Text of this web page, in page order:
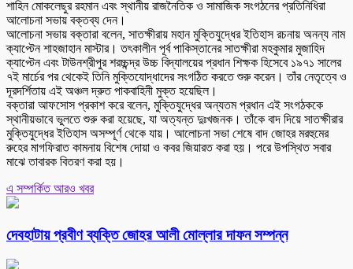
শাহিন মোকলেছুর রহমান এবং স্থানীয় রাজনৈতিক ও সামাজিক সংগঠনের প্রতিনিধিরা
আলোচনা সভায় বক্তব্য দেন।
আলোচনা সভায় বক্তারা বলেন, সাতক্ষীরায় মহান মুক্তিযুদ্ধের ইতিহাস রচনায় অনন্য নাম
ক্যাপ্টেন শাহজাহান মাস্টার। তৎকালীন পূর্ব পাকিস্তানের সাতক্ষীরা মহকুমার মুজাহিদ
ক্যাপ্টেন এবং টাউনশ্রীপুর শরচ্চন্দ্র উচ্চ বিদ্যালয়ের প্রধান শিক্ষক হিসেবে ১৯৭১ সালের
৭ই মার্চের পর থেকেই তিনি মুক্তিযোদ্ধাদের সংগঠিত করতে শুরু করেন। তাঁর নেতৃত্বে ও
দূরদর্শিতায় এই অঞ্চল দ্রুত পাকবাহিনী মুক্ত হয়েছিল।
বক্তারা আফসোস প্রকাশ করে বলেন, মুক্তিযুদ্ধের অন্যতম প্রধান এই সংগঠককে
স্থানীয়ভাবে ভুলতে শুরু করা হয়েছে, যা অত্যন্ত দুঃখজনক। তাঁকে বাদ দিয়ে সাতক্ষীরার
মুক্তিযুদ্ধের ইতিহাস অসম্পূর্ণ থেকে যায়। আলোচনা সভা শেষে বাদ জোহর মরহুমের
রুহের মাগফিরাত কামনায় বিশেষ দোয়া ও কবর জিয়ারত করা হয়। পরে উপস্থিত সবার
মাঝে তাবারক বিতরণ করা হয়।
এ সম্পর্কিত আরও খবর
দেবহাটায় প্রবীণ ব্যক্তি জোহর আলী মোল্লার দাফন সম্পন্ন